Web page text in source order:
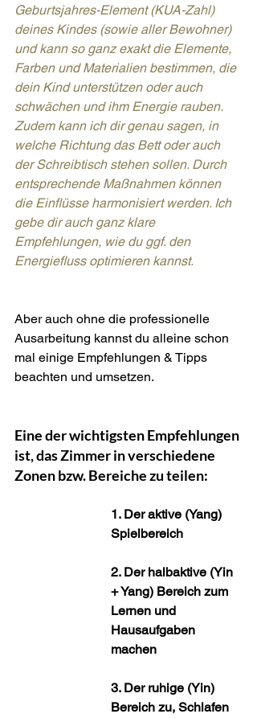
Geburtsjahres-Element (KUA-Zahl)
deines Kindes (sowie aller Bewohner)
und kann so ganz exakt die Elemente,
Farben und Materialien bestimmen, die
dein Kind unterstützen oder auch
schwächen und ihm Energie rauben.
Zudem kann ich dir genau sagen, in
welche Richtung das Bett oder auch
der Schreibtisch stehen sollen. Durch
entsprechende Maßnahmen können
die Einflüsse harmonisiert werden. Ich
gebe dir auch ganz klare
Empfehlungen, wie du ggf. den
Energiefluss optimieren kannst.
Aber auch ohne die professionelle
Ausarbeitung kannst du alleine schon
mal einige Empfehlungen & Tipps
beachten und umsetzen.
Eine der wichtigsten Empfehlungen
ist, das Zimmer in verschiedene
Zonen bzw. Bereiche zu teilen:
1. Der aktive (Yang)
Spielbereich
2. Der halbaktive (Yin
+ Yang) Bereich zum
Lernen und
Hausaufgaben
machen
3. Der ruhige (Yin)
Bereich zu, Schlafen